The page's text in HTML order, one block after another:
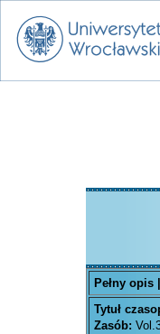
Pełny opis
Tytuł
Zasób: